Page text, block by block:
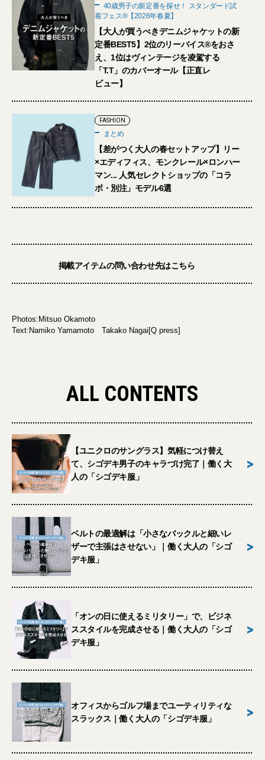
40歳男子の新定番を探せ！ スタンダード試
着フェス®︎【2026年春夏】
【大人が買うべきデニムジャケットの新
定番BEST5】2位のリーバイス®︎をおさ
え、1位はヴィンテージを凌駕する
「T.T」のカバーオール【正直レ
ビュー】
FASHION
まとめ
【差がつく大人の春セットアップ】リー
×エディフィス、モンクレール×ロンハー
マン... 人気セレクトショップの「コラ
ボ・別注」モデル6選
掲載アイテムの問い合わせ先はこちら
Photos:Mitsuo Okamoto
Text:Namiko Yamamoto Takako Nagai[Q press]
ALL CONTENTS
【ユニクロのサングラス】気軽につけ替え
て、シゴデキ男子のキャラづけ完了｜働く大
人の「シゴデキ服」
>
ベルトの最適解は「小さなバックルと細いレ
ザーで主張はさせない」｜働く大人の「シゴ
デキ服」
>
「オンの日に使えるミリタリー」で、ビジネ
ススタイルを完成させる｜働く大人の「シゴ
デキ服」
>
オフィスからゴルフ場までユーティリティな
スラックス｜働く大人の「シゴデキ服」
>